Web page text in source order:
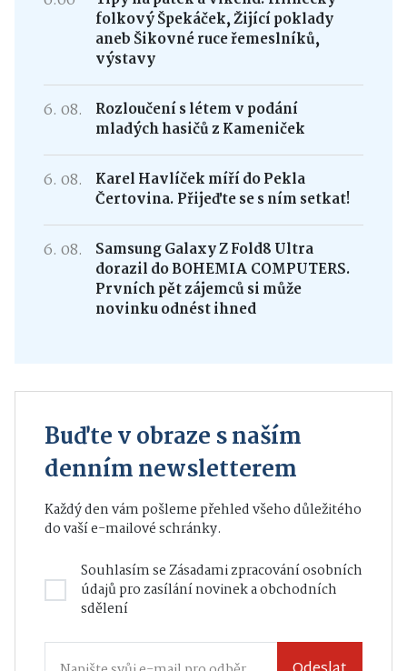
folkový Špekáček, Žijící poklady
aneb Šikovné ruce řemeslníků,
výstavy
6. 08.
Rozloučení s létem v podání
mladých hasičů z Kameniček
6. 08.
Karel Havlíček míří do Pekla
Čertovina. Přijeďte se s ním setkat!
6. 08.
Samsung Galaxy Z Fold8 Ultra
dorazil do BOHEMIA COMPUTERS.
Prvních pět zájemců si může
novinku odnést ihned
Buďte v obraze s naším
denním newsletterem
Každý den vám pošleme přehled všeho důležitého
do vaší e-mailové schránky.
Souhlasím seZásadami zpracování osobních
údajůpro zasílání novinek a obchodních
sdělení